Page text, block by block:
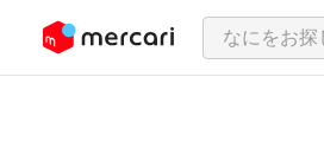
ツにスキップ